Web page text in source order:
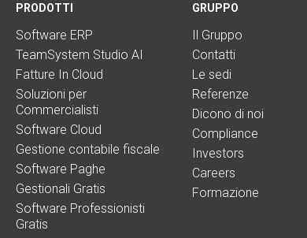
PRODOTTI
Software ERP
TeamSystem Studio AI
Fatture In Cloud
Soluzioni per
Commercialisti
Software Cloud
Gestione contabile fiscale
Software Paghe
Gestionali Gratis
Software Professionisti
Gratis
GRUPPO
Il Gruppo
Contatti
Le sedi
Referenze
Dicono di noi
Compliance
Investors
Careers
Formazione